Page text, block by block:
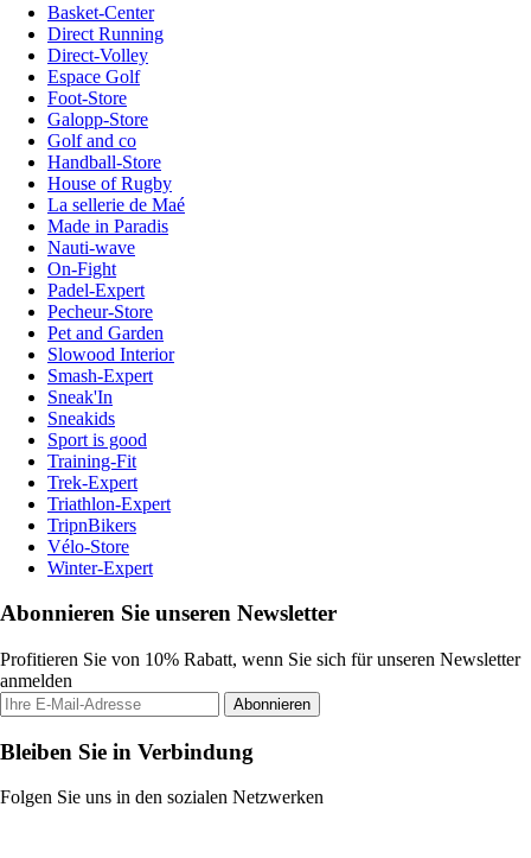
Basket-Center
Direct Running
Direct-Volley
Espace Golf
Foot-Store
Galopp-Store
Golf and co
Handball-Store
House of Rugby
La sellerie de Maé
Made in Paradis
Nauti-wave
On-Fight
Padel-Expert
Pecheur-Store
Pet and Garden
Slowood Interior
Smash-Expert
Sneak'In
Sneakids
Sport is good
Training-Fit
Trek-Expert
Triathlon-Expert
TripnBikers
Vélo-Store
Winter-Expert
Abonnieren Sie unseren Newsletter
Profitieren Sie von 10% Rabatt, wenn Sie sich für unseren Newsletter
anmelden
Abonnieren
Bleiben Sie in Verbindung
Folgen Sie uns in den sozialen Netzwerken